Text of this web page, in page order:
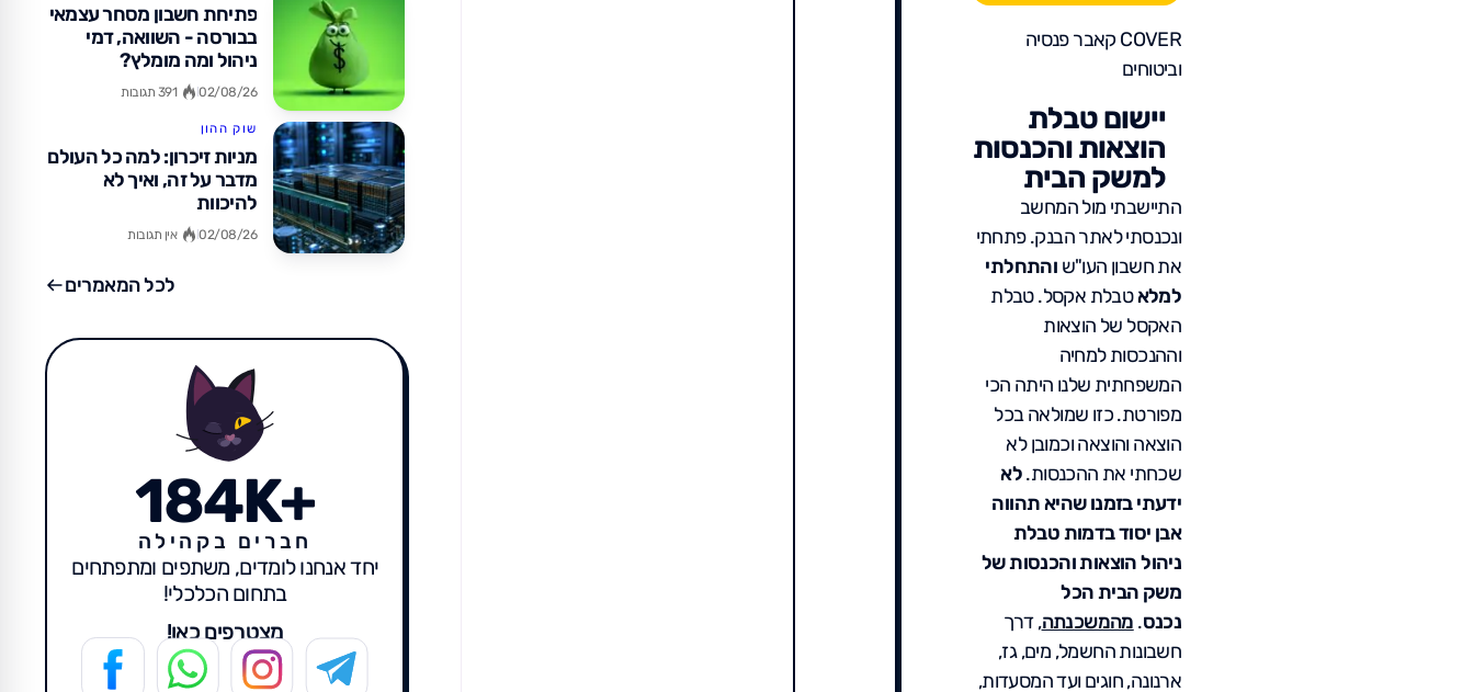
COVER קאבר פנסיה
וביטוחים
יישום טבלת
הוצאות והכנסות
למשק הבית
התיישבתי מול המחשב
ונכנסתי לאתר הבנק. פתחתי
את חשבון העו"ש והתחלתי
למלאטבלת אקסל. טבלת
האקסל של הוצאות
וההנכסות למחיה
המשפחתית שלנו היתה הכי
מפורטת. כזו שמולאה בכל
הוצאה והוצאה וכמובן לא
שכחתי את ההכנסות.לא
ידעתי בזמנו שהיא תהווה
אבן יסוד בדמות טבלת
ניהול הוצאות והכנסות של
משק הבית הכל
נכנס. מהמשכנתה, דרך
חשבונות החשמל, מים, גז,
ארנונה, חוגים ועד המסעדות,
פתיחת חשבון מסחר עצמאי
בבורסה - השוואה, דמי
ניהול ומה מומלץ?
02/08/26 391 תגובות
שוק ההון
מניות זיכרון: למה כל העולם
מדבר על זה, ואיך לא
להיכוות
02/08/26 אין תגובות
לכל המאמרים
184K+
חברים בקהילה
יחד אנחנו לומדים, משתפים ומתפתחים
בתחום הכלכלי!
מצטרפים כאן!